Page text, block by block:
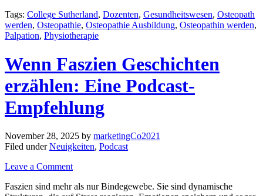
Tags: College Sutherland, Dozenten, Gesundheitswesen, Osteopath
werden, Osteopathie, Osteopathie Ausbildung, Osteopathin werden,
Palpation, Physiotherapie
Wenn Faszien Geschichten
erzählen: Eine Podcast-
Empfehlung
November 28, 2025 by marketingCo2021
Filed underNeuigkeiten, Podcast
Leave a Comment
Faszien sind mehr als nur Bindegewebe. Sie sind dynamische